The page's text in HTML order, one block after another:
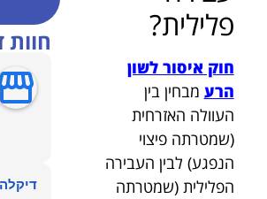
פלילית?
חוק איסור לשון
הרע מבחין בין
העוולה האזרחית
(שמטרתה פיצוי
הנפגע) לבין העבירה
הפלילית (שמטרתה